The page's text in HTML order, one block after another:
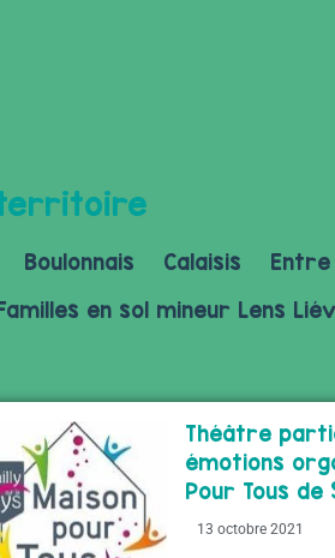
territoire
Boulonnais Calaisis
en sol mineur Lens
Théâtre
émotions
Pour Tous de
13 octobre 2021